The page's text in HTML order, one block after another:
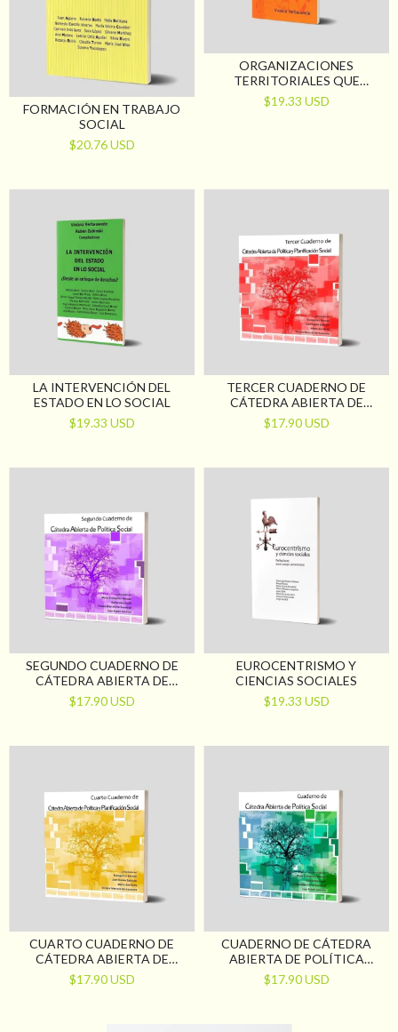
FORMACIÓN EN TRABAJO
SOCIAL
$20.76 USD
ORGANIZACIONES
TERRITORIALES QUE
CONSTRUYEN POLÍTICAS
PARA LA INFANCIA
$19.33 USD
LA INTERVENCIÓN DEL
ESTADO EN LO SOCIAL
$19.33 USD
TERCER CUADERNO DE
CÁTEDRA ABIERTA DE
POLÍTICA Y PLANIFICACIÓN
SOCIAL
$17.90 USD
SEGUNDO CUADERNO DE
CÁTEDRA ABIERTA DE
POLÍTICA SOCIAL
$17.90 USD
EUROCENTRISMO Y
CIENCIAS SOCIALES
$19.33 USD
CUARTO CUADERNO DE
CÁTEDRA ABIERTA DE
POLÍTICA Y PLANIFICACIÓN
SOCIAL
$17.90 USD
CUADERNO DE CÁTEDRA
ABIERTA DE POLÍTICA
SOCIAL
$17.90 USD